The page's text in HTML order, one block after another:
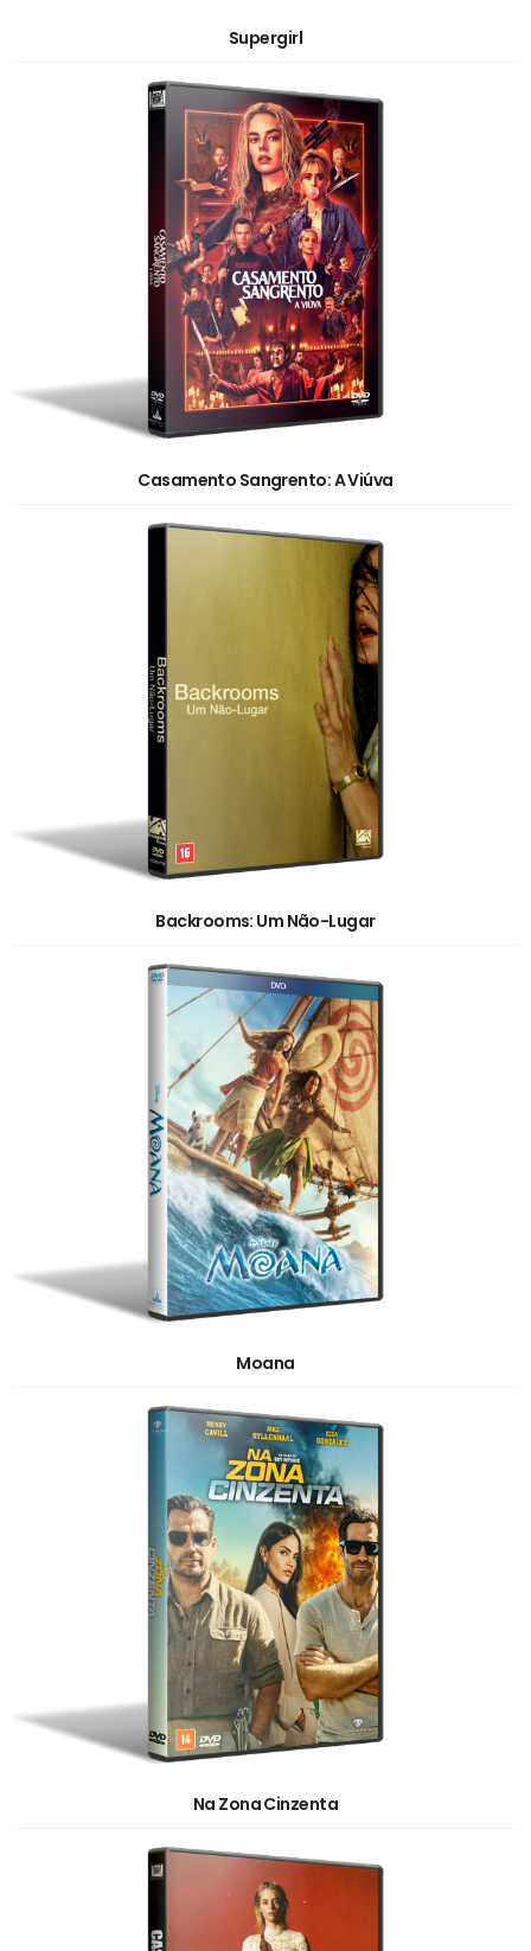
Supergirl
Casamento Sangrento: A Viúva
Backrooms: Um Não-Lugar
Moana
Na Zona Cinzenta